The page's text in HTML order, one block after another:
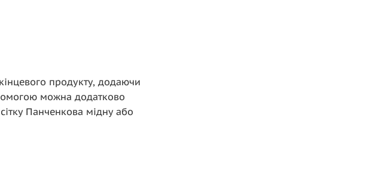
кінцевого продукту, додаючи
можна додатково
Панченкова мідну або